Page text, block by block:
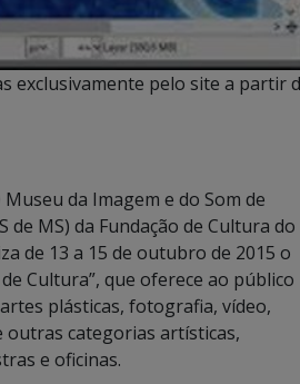
exclusivamente pelo site a partir
da Imagem e do Som de
de MS) da Fundação de Cultura do
de 13 a 15 de outubro de 2015 o
Cultura”, que oferece ao público
plásticas, fotografia, vídeo,
categorias artísticas,
e oficinas.